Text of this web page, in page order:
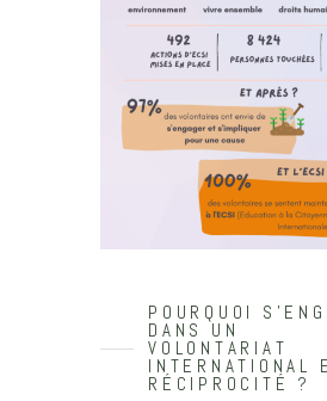
POURQUOI
DANS UN
VOLONTARIAT
INTERNATIONAL
RÉCIPROCITÉ ?